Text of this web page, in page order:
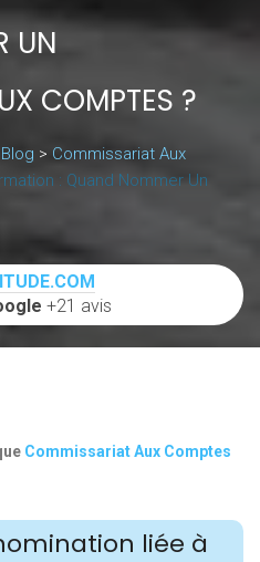
UN
COMPTES ?
Blog > Commissariat Aux
: Quand Nommer Un
+21 avis
Commissariat Aux Comptes
liée à